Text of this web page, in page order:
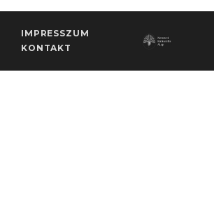
IMPRESSZUM
KONTAKT